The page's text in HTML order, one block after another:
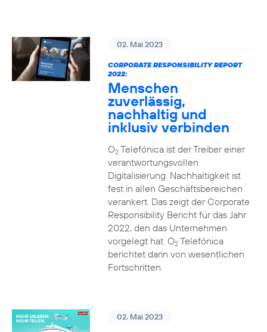
02. Mai 2023
CORPORATE RESPONSIBILITY REPORT
2022:
Menschen
zuverlässig,
nachhaltig und
inklusiv verbinden
O2Telefónica ist der Treiber einer
verantwortungsvollen
Digitalisierung. Nachhaltigkeit ist
fest in allen Geschäftsbereichen
verankert. Das zeigt der Corporate
Responsibility Bericht für das Jahr
2022, den das Unternehmen
vorgelegt hat. O2Telefónica
berichtet darin von wesentlichen
Fortschritten.
02. Mai 2023